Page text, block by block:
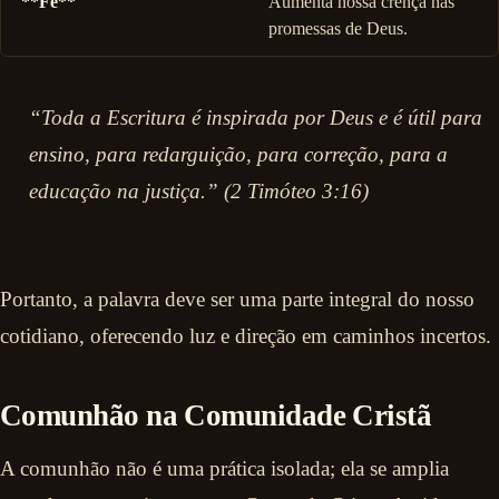
promessas de Deus.
“Toda a Escritura é inspirada por Deus e é útil para
ensino, para redarguição, para correção, para a
educação na justiça.” (2 Timóteo 3:16)
Portanto, a palavra deve ser uma parte integral do nosso
cotidiano, oferecendo luz e direção em caminhos incertos.
Comunhão na Comunidade Cristã
A comunhão não é uma prática isolada; ela se amplia